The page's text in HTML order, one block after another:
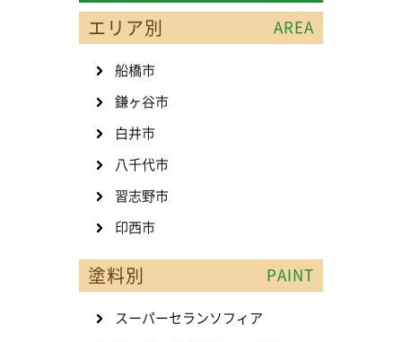
エリア別 AREA
船橋市
鎌ヶ谷市
白井市
八千代市
習志野市
印西市
塗料別 PAINT
スーパーセランソフィア